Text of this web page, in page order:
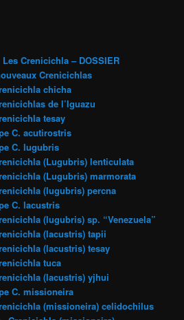
Les Crenicichla – DOSSIER
Crenicichlas
chicha
de l’Iguazu
tesay
C. acutirostris
C. lugubris
(Lugubris) lenticulata
(Lugubris) marmorata
(lugubris) percna
C. lacustris
(lugubris) sp. “Venezuela”
(lacustris) tapii
(lacustris) tesay
tuca
(lacustris) yjhui
C. missioneira
(missioneira) celidochilus